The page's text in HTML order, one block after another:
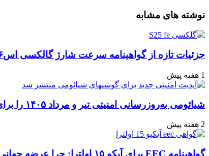
آپ
گذاری
ایمیل
نوشته های مشابه
جزئیات تازه از گواهینامه سرعت شارژ گالکسی اس۲۶ اف‌ای: تحلیل‌ها و انتظارات
1 هفته پیش
شیائومی به‌روزرسانی امنیتی تیر و مرداد ۱۴۰۵ را برای مجموعه‌ای از دستگاه‌ها منتشر کرد: تعهد به امنیت سایبری
2 هفته پیش
گواهینامه EEC برای آیکو ۱۵ اولترا: چرا عرضه جهانی پرچمدار جدید قطعی به نظر می‌رسد؟